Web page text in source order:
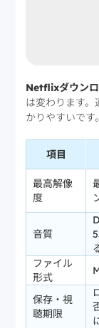
Netflixダウン
は変わります
かりやすいです。
項目
最高解像
度
音質
ファイル
形式
保存・視
聴期限